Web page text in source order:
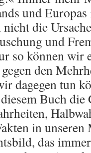
und
die
und
so können wir
den
dagegen tun
Buch die
in
das